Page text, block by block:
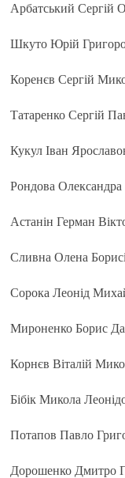
Арбатський Сергій
Шкуто Юрій
Коренєв Сергій
Татаренко Сергій
Кукул Іван
Рондова Олександра
Астанін Герман
Сливна Олена
Сорока Леонід
Мироненко Борис
Корнєв Віталій
Бібік Микола
Потапов Павло
Дорошенко Дмитро